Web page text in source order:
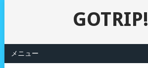
GOTRIP!
メニュー